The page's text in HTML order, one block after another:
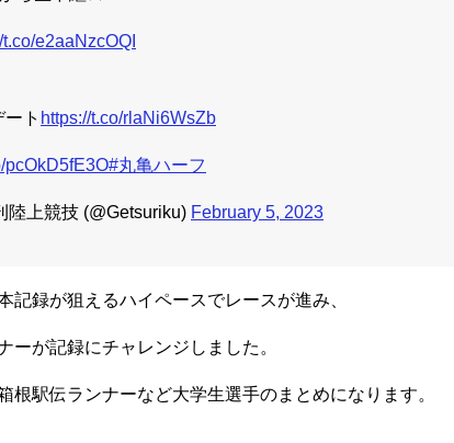
t.co/e2aaNzcOQI
ト https://t.co/rlaNi6WsZb
pcOkD5fE3O#丸亀ハーフ
上競技 (@Getsuriku) February 5, 2023
記録が狙えるハイペースでレースが進み、
ーが記録にチャレンジしました。
根駅伝ランナーなど大学生選手のまとめになります。